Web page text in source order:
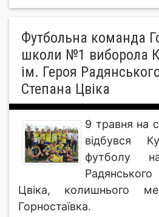
Футбольна команда
школи №1 виборола
ім. Героя
Степана Цвіка
9 травня на
відбувся
футболу
Цвіка, колишнього
Горностаївка.